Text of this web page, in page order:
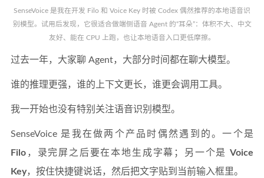
SenseVoice 是我在开发 Filo 和 Voice Key 时被 Codex 偶然推荐的本地语音识
别模型。试用后发现，它很适合做端侧语音 Agent 的“耳朵”：体积不大、中文
友好、能在 CPU 上跑，也让本地语音入口更低摩擦。
过去一年，大家聊 Agent，大部分时间都在聊大模型。
谁的推理更强，谁的上下文更长，谁更会调用工具。
我一开始也没有特别关注语音识别模型。
SenseVoice 是我在做两个产品时偶然遇到的。一个是
Filo ，录完屏之后要在本地生成字幕；另一个是 Voice
Key，按住快捷键说话，然后把文字贴到当前输入框里。